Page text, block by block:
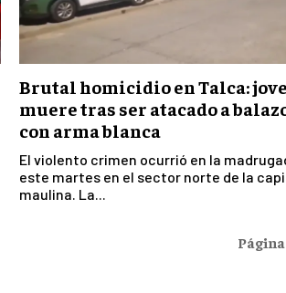
Brutal homicidio en Talca:
muere tras ser atacado a
con arma blanca
El violento crimen ocurrió en la
este martes en el sector norte de la
maulina. La...